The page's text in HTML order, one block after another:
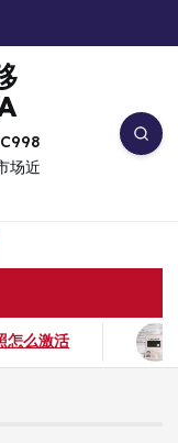
场近
图护照能否在马尼拉开